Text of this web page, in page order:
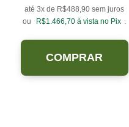
até 3x de R$488,90 sem juros
ou
R$1.466,70 à vista no Pix .
COMPRAR